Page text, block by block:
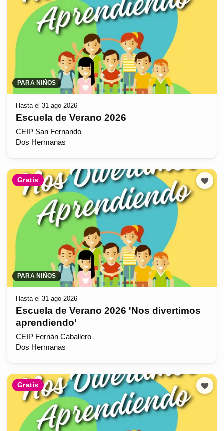
PARA NIÑOS
Hasta el 31 ago 2026
Escuela de Verano 2026
CEIP San Fernando
Dos Hermanas
Gratis
PARA NIÑOS
Hasta el 31 ago 2026
Escuela de Verano 2026 'Nos divertimos
aprendiendo'
CEIP Fernán Caballero
Dos Hermanas
Gratis